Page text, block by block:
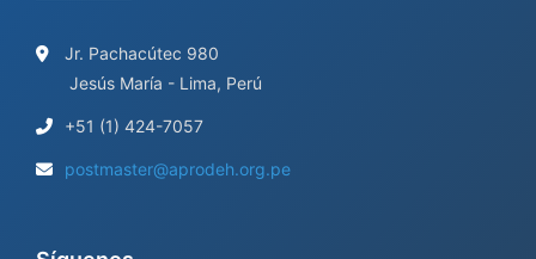
Jr. Pachacútec 980
Jesús María - Lima, Perú
+51 (1) 424-7057
postmaster@aprodeh.org.pe